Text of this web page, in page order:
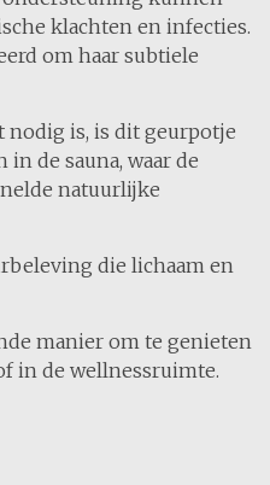
klachten en infecties.
om haar subtiele
nodig is, is dit geurpotje
de sauna, waar de
natuurlijke
die lichaam en
manier om te genieten
in de wellnessruimte.